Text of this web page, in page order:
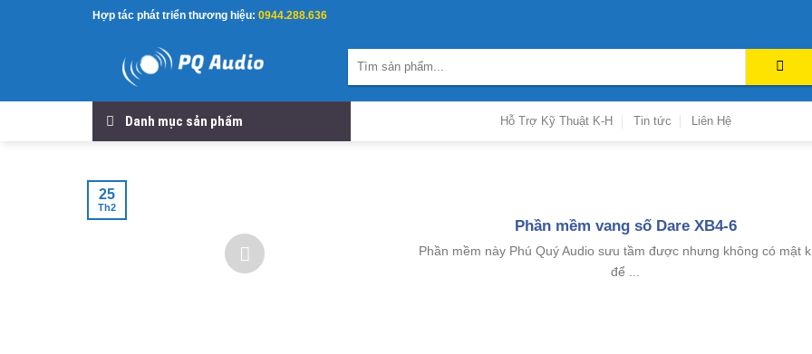
Hợp tác phát triển thương hiệu: 0944.288.636
kiếm:
Danh mục sản phẩm Hỗ Trợ Kỹ Thuật K-H Tin tức Liên Hệ
Phần mềm vang số Dare XB4-6
Phần mềm này Phú Quý Audio sưu tầm được nhưng không có mật
để ...
25
Th2